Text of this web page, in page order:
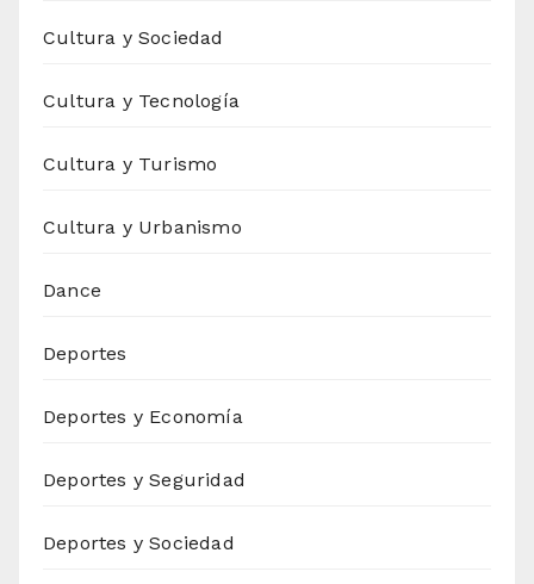
Cultura y Sociedad
Cultura y Tecnología
Cultura y Turismo
Cultura y Urbanismo
Dance
Deportes
Deportes y Economía
Deportes y Seguridad
Deportes y Sociedad